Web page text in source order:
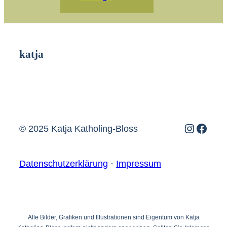
katja
© 2025 Katja Katholing-Bloss
Datenschutzerklärung · Impressum
Alle Bilder, Grafiken und Illustrationen sind Eigentum von Katja